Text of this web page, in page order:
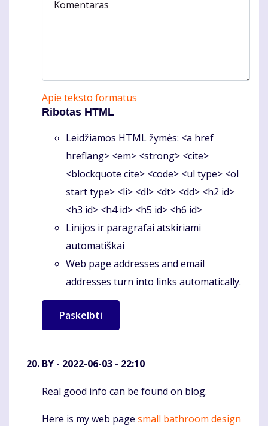
Komentaras
Apie teksto formatus
Ribotas HTML
Leidžiamos HTML žymės: <a href
hreflang> <em> <strong> <cite>
<blockquote cite> <code> <ul type> <ol
start type> <li> <dl> <dt> <dd> <h2 id>
<h3 id> <h4 id> <h5 id> <h6 id>
Linijos ir paragrafai atskiriami
automatiškai
Web page addresses and email
addresses turn into links automatically.
BY - 2022-06-03 - 22:10
Komentaras
Real good info can be found on blog.
Here is my web page small bathroom design